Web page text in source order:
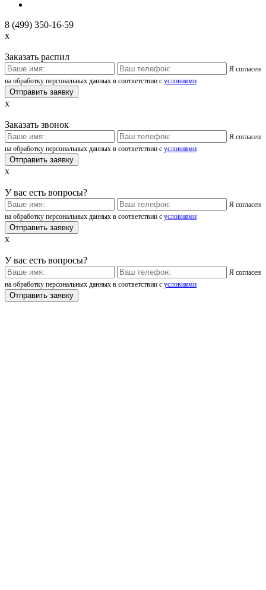
8 (499) 350-16-59
x
Заказать распил
Я согласен
на обработку персональных данных в соответствии с условиями
x
Заказать звонок
Я согласен
на обработку персональных данных в соответствии с условиями
x
У вас есть вопросы?
Я согласен
на обработку персональных данных в соответствии с условиями
x
У вас есть вопросы?
Я согласен
на обработку персональных данных в соответствии с условиями